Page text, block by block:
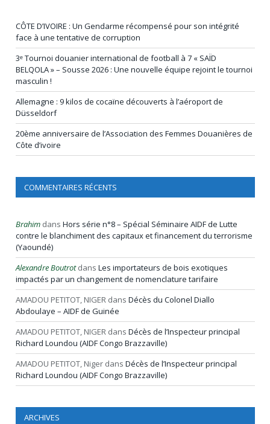
CÔTE D’IVOIRE : Un Gendarme récompensé pour son intégrité
face à une tentative de corruption
3ᵉ Tournoi douanier international de football à 7 « SAÏD
BELQOLA » – Sousse 2026 : Une nouvelle équipe rejoint le tournoi
masculin !
Allemagne : 9 kilos de cocaïne découverts à l’aéroport de
Düsseldorf
20ème anniversaire de l’Association des Femmes Douanières de
Côte d’ivoire
COMMENTAIRES RÉCENTS
Brahim dans Hors série n°8 – Spécial Séminaire AIDF de Lutte
contre le blanchiment des capitaux et financement du terrorisme
(Yaoundé)
Alexandre Boutrotdans Les importateurs de bois exotiques
impactés par un changement de nomenclature tarifaire
AMADOU PETITOT, NIGER dans Décès du Colonel Diallo
Abdoulaye – AIDF de Guinée
AMADOU PETITOT, NIGER dans Décès de l’Inspecteur principal
Richard Loundou (AIDF Congo Brazzaville)
AMADOU PETITOT, Niger dans Décès de l’Inspecteur principal
Richard Loundou (AIDF Congo Brazzaville)
ARCHIVES